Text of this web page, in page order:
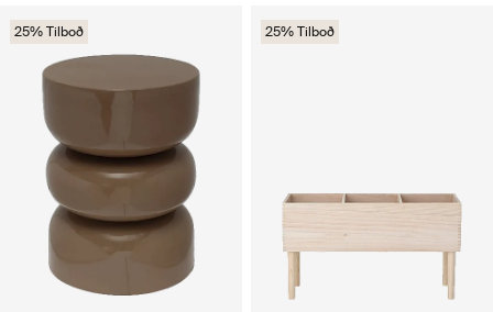
25% Tilboð 25% Tilboð